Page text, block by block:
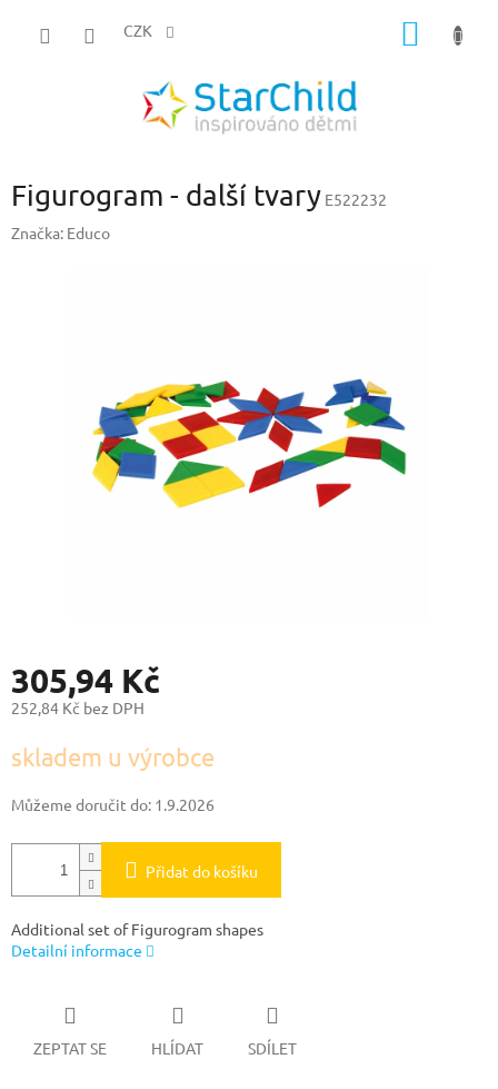
CZK
Figurogram - další tvary E522232
Značka: Educo
305,94 Kč
252,84 Kč bez DPH
cena:
skladem u výrobce
Můžeme doručit do: 1.9.2026
Přidat do košíku
Additional set of Figurogram shapes
Detailní informace
ZEPTAT SE HLÍDAT SDÍLET